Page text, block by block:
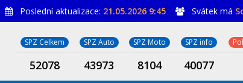
Poslední aktualizace: 21.05.2026 9:45 Svátek má
SPZ Celkem SPZ Auto SPZ Moto SPZ info
52078 43973 8104 40077